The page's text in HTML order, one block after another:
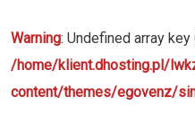
Warning: Undefined array key
/home/klient.dhosting.pl/
content/themes/egovenz/